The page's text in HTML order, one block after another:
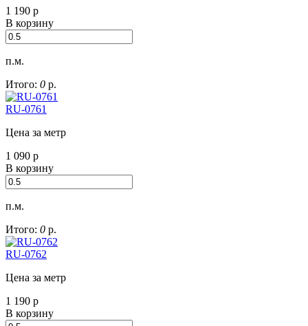
1 190 р
В корзину
п.м.
Итого: 0 р.
RU-0761
Цена за метр
1 090 р
В корзину
п.м.
Итого: 0 р.
RU-0762
Цена за метр
1 190 р
В корзину